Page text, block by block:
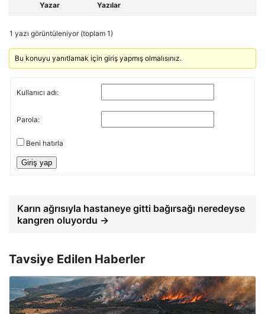
Yazar Yazılar
1 yazı görüntüleniyor (toplam 1)
Bu konuyu yanıtlamak için giriş yapmış olmalısınız.
Kullanıcı adı:
Parola:
Beni hatırla
Giriş yap
Karın ağrısıyla hastaneye gitti bağırsağı neredeyse
kangren oluyordu →
Tavsiye Edilen Haberler